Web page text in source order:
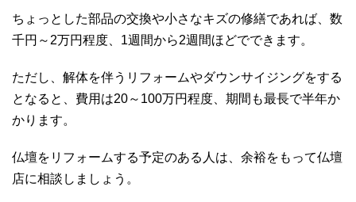
ちょっとした部品の交換や小さなキズの修繕であれば、数
千円～2万円程度、1週間から2週間ほどでできます。
ただし、解体を伴うリフォームやダウンサイジングをする
となると、費用は20～100万円程度、期間も最長で半年か
かります。
仏壇をリフォームする予定のある人は、余裕をもって仏壇
店に相談しましょう。